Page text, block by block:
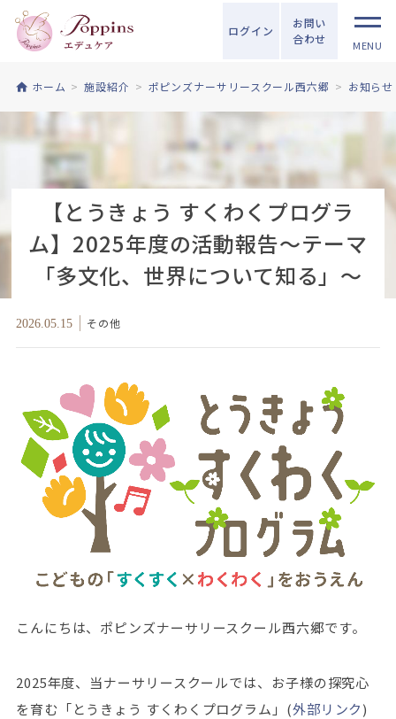
ログイン
お問い
合わせ
MENU
ホーム 施設紹介 ポピンズナーサリースクール西六郷 お知らせ
【とうきょう すくわくプログラ
ム】2025年度の活動報告～テーマ
「多文化、世界について知る」～
2026.05.15 その他
こんにちは、ポピンズナーサリースクール西六郷です。
2025年度、当ナーサリースクールでは、お子様の探究心
を育む「とうきょう すくわくプログラム」(外部リンク)